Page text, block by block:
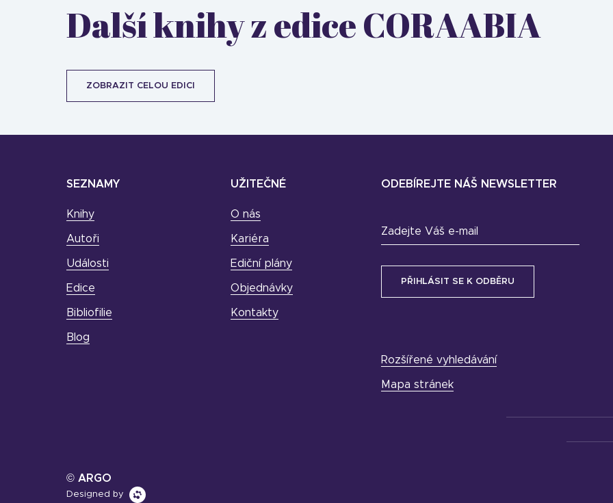
Další knihy z edice CORAABIA
ZOBRAZIT CELOU EDICI
SEZNAMY
Knihy
Autoři
Události
Edice
Bibliofilie
Blog
UŽITEČNÉ
O nás
Kariéra
Ediční plány
Objednávky
Kontakty
ODEBÍREJTE NÁŠ NEWSLETTER
Zadejte Váš e-mail
Rozšířené vyhledávání
Mapa stránek
© ARGO
Designed by